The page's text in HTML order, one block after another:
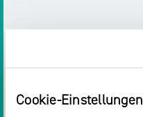
Cookie-Einstellungen
Twitter